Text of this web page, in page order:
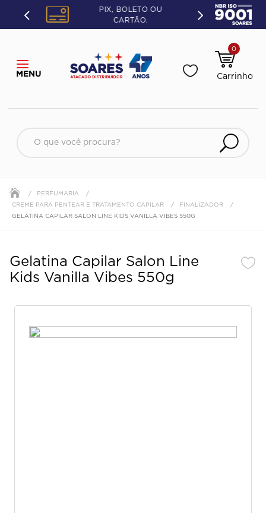
PIX, BOLETO OU
CARTÃO.
0
O que você procura?
PERFUMARIA
CREME PARA PENTEAR E TRATAMENTO CAPILAR
FINALIZADOR
GELATINA CAPILAR SALON LINE KIDS VANILLA VIBES 550G
Gelatina Capilar Salon Line
Kids Vanilla Vibes 550g